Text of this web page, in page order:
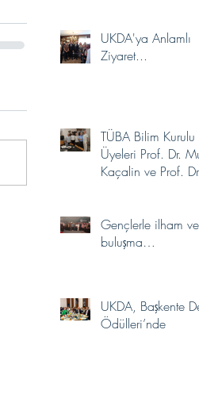
UKDA'ya Anlamlı
Ziyaret...
TÜBA Bilim Kurulu
Üyeleri Prof. Dr.
Kaçalin ve Prof. Dr.
Gençlerle ilham
buluşma…
UKDA, Başkente
Ödülleri’nde